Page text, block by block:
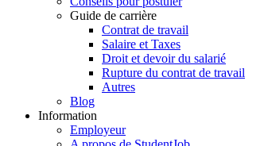
Guide de carrière
Contrat de travail
Salaire et Taxes
Droit et devoir du salarié
Rupture du contrat de travail
Autres
Blog
Information
Employeur